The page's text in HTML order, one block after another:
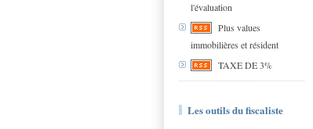
l'évaluation
Plus values
immobilières et résident
TAXE DE 3%
Les outils du fiscaliste